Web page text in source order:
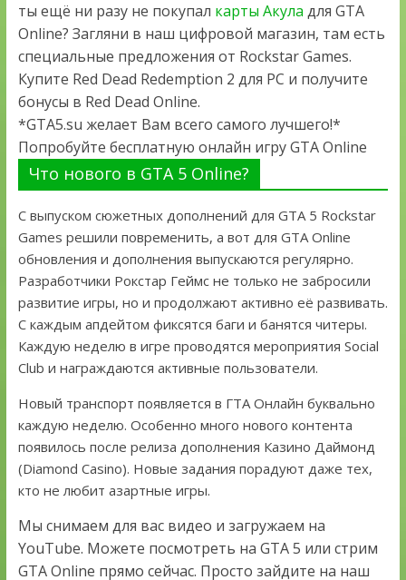
ты ещё ни разу не покупал карты Акула для GTA
Online? Загляни в наш цифровой магазин, там есть
специальные предложения от Rockstar Games.
Купите Red Dead Redemption 2 для PC и получите
бонусы в Red Dead Online.
*GTA5.su желает Вам всего самого лучшего!*
Попробуйте бесплатную онлайн игру GTA Online
Что нового в GTA 5 Online?
С выпуском сюжетных дополнений для GTA 5 Rockstar
Games решили повременить, а вот для GTA Online
обновления и дополнения выпускаются регулярно.
Разработчики Рокстар Геймс не только не забросили
развитие игры, но и продолжают активно её развивать.
С каждым апдейтом фиксятся баги и банятся читеры.
Каждую неделю в игре проводятся мероприятия Social
Club и награждаются активные пользователи.
Новый транспорт появляется в ГТА Онлайн буквально
каждую неделю. Особенно много нового контента
появилось после релиза дополнения Казино Даймонд
(Diamond Casino). Новые задания порадуют даже тех,
кто не любит азартные игры.
Мы снимаем для вас видео и загружаем на
YouTube. Можете посмотреть на GTA 5 или стрим
GTA Online прямо сейчас. Просто зайдите на наш